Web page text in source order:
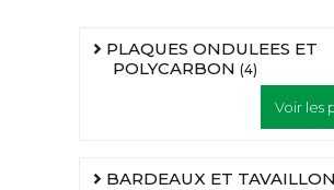
PLAQUES ONDULEES ET
POLYCARBON (4)
Voir les
BARDEAUX ET TAVAILLON